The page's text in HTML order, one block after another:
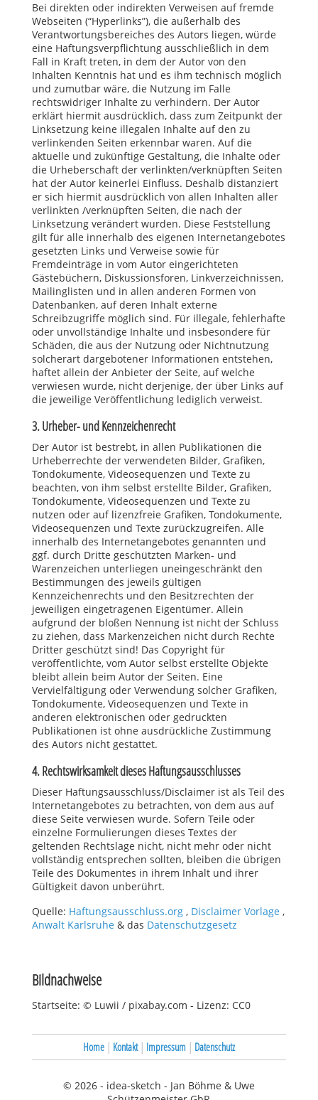
Bei direkten oder indirekten Verweisen auf fremde
Webseiten (“Hyperlinks”), die außerhalb des
Verantwortungsbereiches des Autors liegen, würde
eine Haftungsverpflichtung ausschließlich in dem
Fall in Kraft treten, in dem der Autor von den
Inhalten Kenntnis hat und es ihm technisch möglich
und zumutbar wäre, die Nutzung im Falle
rechtswidriger Inhalte zu verhindern. Der Autor
erklärt hiermit ausdrücklich, dass zum Zeitpunkt der
Linksetzung keine illegalen Inhalte auf den zu
verlinkenden Seiten erkennbar waren. Auf die
aktuelle und zukünftige Gestaltung, die Inhalte oder
die Urheberschaft der verlinkten/verknüpften Seiten
hat der Autor keinerlei Einfluss. Deshalb distanziert
er sich hiermit ausdrücklich von allen Inhalten aller
verlinkten /verknüpften Seiten, die nach der
Linksetzung verändert wurden. Diese Feststellung
gilt für alle innerhalb des eigenen Internetangebotes
gesetzten Links und Verweise sowie für
Fremdeinträge in vom Autor eingerichteten
Gästebüchern, Diskussionsforen, Linkverzeichnissen,
Mailinglisten und in allen anderen Formen von
Datenbanken, auf deren Inhalt externe
Schreibzugriffe möglich sind. Für illegale, fehlerhafte
oder unvollständige Inhalte und insbesondere für
Schäden, die aus der Nutzung oder Nichtnutzung
solcherart dargebotener Informationen entstehen,
haftet allein der Anbieter der Seite, auf welche
verwiesen wurde, nicht derjenige, der über Links auf
die jeweilige Veröffentlichung lediglich verweist.
3. Urheber- und Kennzeichenrecht
Der Autor ist bestrebt, in allen Publikationen die
Urheberrechte der verwendeten Bilder, Grafiken,
Tondokumente, Videosequenzen und Texte zu
beachten, von ihm selbst erstellte Bilder, Grafiken,
Tondokumente, Videosequenzen und Texte zu
nutzen oder auf lizenzfreie Grafiken, Tondokumente,
Videosequenzen und Texte zurückzugreifen. Alle
innerhalb des Internetangebotes genannten und
ggf. durch Dritte geschützten Marken- und
Warenzeichen unterliegen uneingeschränkt den
Bestimmungen des jeweils gültigen
Kennzeichenrechts und den Besitzrechten der
jeweiligen eingetragenen Eigentümer. Allein
aufgrund der bloßen Nennung ist nicht der Schluss
zu ziehen, dass Markenzeichen nicht durch Rechte
Dritter geschützt sind! Das Copyright für
veröffentlichte, vom Autor selbst erstellte Objekte
bleibt allein beim Autor der Seiten. Eine
Vervielfältigung oder Verwendung solcher Grafiken,
Tondokumente, Videosequenzen und Texte in
anderen elektronischen oder gedruckten
Publikationen ist ohne ausdrückliche Zustimmung
des Autors nicht gestattet.
4. Rechtswirksamkeit dieses Haftungsausschlusses
Dieser Haftungsausschluss/Disclaimer ist als Teil des
Internetangebotes zu betrachten, von dem aus auf
diese Seite verwiesen wurde. Sofern Teile oder
einzelne Formulierungen dieses Textes der
geltenden Rechtslage nicht, nicht mehr oder nicht
vollständig entsprechen sollten, bleiben die übrigen
Teile des Dokumentes in ihrem Inhalt und ihrer
Gültigkeit davon unberührt.
Quelle: Haftungsausschluss.org, Disclaimer Vorlage,
Anwalt Karlsruhe& das Datenschutzgesetz
Bildnachweise
Startseite: © Luwii / pixabay.com - Lizenz: CC0
Home| Kontakt| Impressum| Datenschutz
© 2026 - idea-sketch - Jan Böhme & Uwe